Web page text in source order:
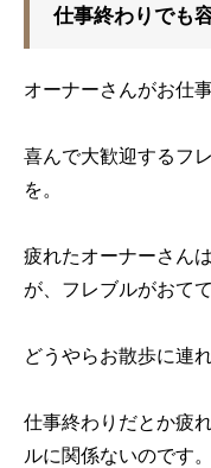
仕事終わりでも
オーナーさんがお仕
喜んで大歓迎するフ
を。
疲れたオーナーさん
が、フレブルがおて
どうやらお散歩に連
仕事終わりだとか疲
ルに関係ないのです。